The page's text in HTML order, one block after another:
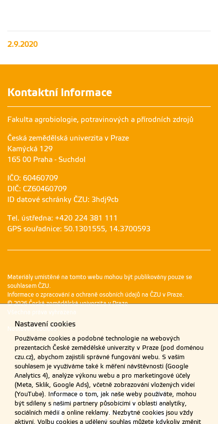
2.9.2020
Kontaktní informace
Fakulta agrobiologie, potravinových a přírodních zdrojů
Česká zemědělská univerzita v Praze
Kamýcká 129
165 00 Praha - Suchdol
IČO: 60460709
DIČ: CZ60460709
ID datové schránky ČZU: 3hdj9cb
Tel. ústředna: +420 224 381 111
GPS souřadnice: 50.1301555, 14.3700593
Materiály umístěné na tomto webu mohou být publikovány pouze se
souhlasem ČZU.
Informace o zpracování a ochraně osobních údajů na ČZU v Praze.
© 2026 Česká zemědělská univerzita v Praze
Všechna práva vyhrazena
Nastavení cookies
Nastavení cookies
Používáme cookies a podobné technologie na webových
prezentacích České zemědělské univerzity v Praze (pod doménou
czu.cz), abychom zajistili správné fungování webu. S vaším
souhlasem je využíváme také k měření návštěvnosti (Google
Analytics 4), analýze výkonu webu a pro marketingové účely
(Meta, Sklik, Google Ads), včetně zobrazování vložených videí
(YouTube). Informace o tom, jak naše weby používáte, mohou
být sdíleny s našimi partnery působícími v oblasti analytiky,
sociálních médií a online reklamy. Nezbytné cookies jsou vždy
aktivní. Volbu cookies a udělený souhlas můžete kdykoliv změnit